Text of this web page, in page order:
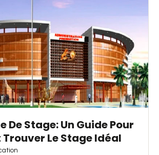
De Stage: Un Guide Pour
Trouver Le Stage Idéal